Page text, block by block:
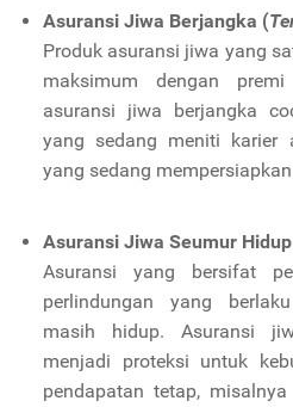
Asuransi Jiwa Berjangka (
Produk asuransi jiwa yang
maksimum dengan
asuransi jiwa berjangka
yang sedang meniti karier
yang sedang
Asuransi Jiwa Seumur
Asuransi yang bersifat
perlindungan yang
masih hidup. Asuransi
menjadi proteksi untuk
pendapatan tetap,